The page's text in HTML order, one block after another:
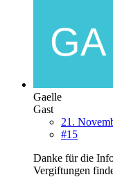
Gaelle
Gast
21.
#15
Danke für die
Vergiftungen